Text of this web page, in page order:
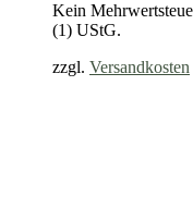
Kein
(1) UStG.
zzgl. Versandkosten